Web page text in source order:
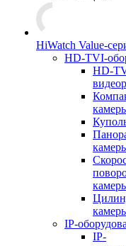
HiWatch Value-
HD-TVI-
HD-
IP-
IP-